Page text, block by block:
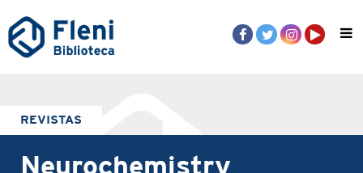
REVISTAS
Neurochemistry